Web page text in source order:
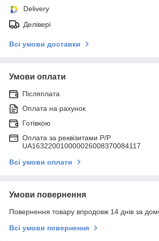
Delivery
Делівері
Всі умови доставки
Умови оплати
Післяплата
Оплата на рахунок
Готівкою
Оплата за реквізитами P/Р
UA163220010000026008370084117
Всі умови оплати
Умови повернення
Повернення товару впродовж 14 днів за
Всі умови повернення